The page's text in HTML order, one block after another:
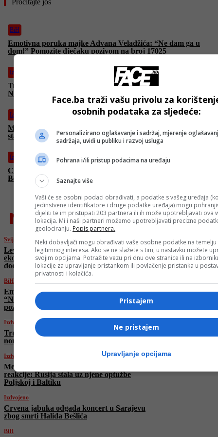
BiH
Emotivna poruka majke Advana Veladžića: “Ne dam ga u
dom!” Pomozite dječaku pozivom na broj 17025
Izdvojeno
Trump zahvalio porodicama talaca jer su ga nominovali za
Nobelovu nagradu za mir
Izdvojeno
Merkel u političkoj mirovini ali i dalje izaziva reakcije: Rusija
stala uz njene optužbe Poljskoj i Baltiku
Izdvojeno
Crvena jabuka odgađa koncert u Sarajevu zbog smrti Halida
Bešlića
najnovije
Svijet
Levchenko: Rusija ulazi u fazu ozbiljne
ekonomske i socijalne krize, povećanje poreza
dodatno ugrožava životni standard
BiH
Emotivna poruka majke Advana Veladžića:
“Ne dam ga u dom!” Pomozite dječaku
pozivom na broj 17025
Izdvojeno
Trump zahvalio porodicama talaca jer su ga
nominovali za Nobelovu nagradu za mir
Izdvojeno
Merkel u političkoj mirovini ali i dalje izaziva
reakcije: Rusija stala uz njene optužbe
Poljskoj i Baltiku
Izdvojeno
Crvena jabuka odgađa koncert u Sarajevu
zbog smrti Halida Bešlića
BiH
Face.ba traži vašu privolu za
osobnih podataka za sljedeće:
Personalizirano oglašavanje i sadržaj, mjerenje
sadržaja, uvidi u publiku i razvoj usluga
Pohrana i/ili pristup podacima na uređaju
Saznajte više
Vaši će se osobni podaci obrađivati, a podatke s vašeg uređaja
jedinstvene identifikatore i druge podatke uređaja) mogu
dijeliti te im pristupati 203 partnera ili ih može upotrebljavati ova
lokacija. Mi i naši partneri možemo upotrebljavati precizne
geolociranju. Popis partnera.
Neki dobavljači mogu obrađivati vaše osobne podatke na temelju
legitimnog interesa. Ako se ne slažete s tim, u nastavku možete
svojim opcijama. Potražite vezu pri dnu ove stranice ili na
lokacije za upravljanje pristankom ili povlačenje pristanka u
privatnosti i kolačića.
Pristajem
Ne pristajem
Upravljanje opcijama